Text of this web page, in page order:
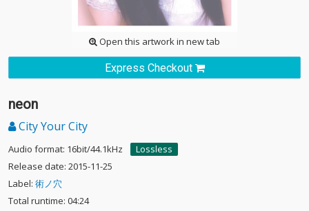
Open this artwork in new tab
Express Checkout
neon
City Your City
Audio format: 16bit/44.1kHz
Lossless
Release date: 2015-11-25
Label: 術ノ穴
Total runtime: 04:24